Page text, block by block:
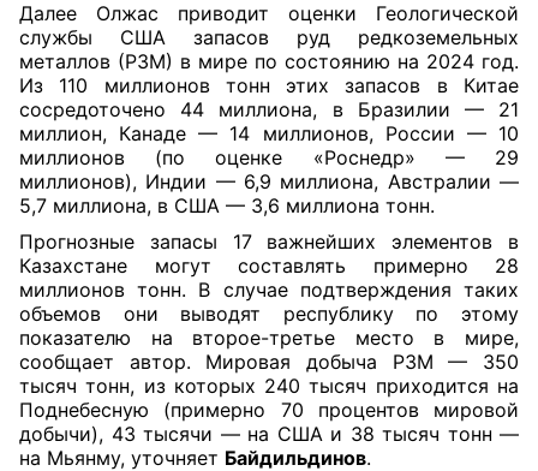
Далее Олжас приводит оценки Геологической
службы США запасов руд редкоземельных
металлов (РЗМ) в мире по состоянию на 2024 год.
Из 110 миллионов тонн этих запасов в Китае
сосредоточено 44 миллиона, в Бразилии — 21
миллион, Канаде — 14 миллионов, России — 10
миллионов (по оценке «Роснедр» — 29
миллионов), Индии — 6,9 миллиона, Австралии —
5,7 миллиона, в США — 3,6 миллиона тонн.
Прогнозные запасы 17 важнейших элементов в
Казахстане могут составлять примерно 28
миллионов тонн. В случае подтверждения таких
объемов они выводят республику по этому
показателю на второе-третье место в мире,
сообщает автор. Мировая добыча РЗМ — 350
тысяч тонн, из которых 240 тысяч приходится на
Поднебесную (примерно 70 процентов мировой
добычи), 43 тысячи — на США и 38 тысяч тонн —
на Мьянму, уточняет Байдильдинов.